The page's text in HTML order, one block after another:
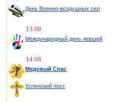
День Военно-воздушных сил
13.08
Международный день левшей
14.08
Медовый Спас
Успенский пост